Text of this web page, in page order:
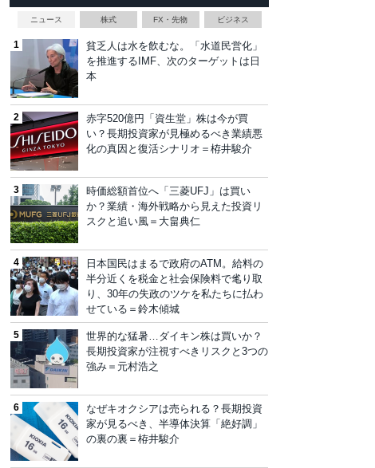
ニュース 株式 FX・先物 ビジネス
貧乏人は水を飲むな。「水道民営化」
を推進するIMF、次のターゲットは日
本
赤字520億円「資生堂」株は今が買
い？長期投資家が見極めるべき業績悪
化の真因と復活シナリオ＝栫井駿介
時価総額首位へ「三菱UFJ」は買い
か？業績・海外戦略から見えた投資リ
スクと追い風＝大畠典仁
日本国民はまるで政府のATM。給料の
半分近くを税金と社会保険料で毟り取
り、30年の失政のツケを私たちに払わ
せている＝鈴木傾城
世界的な猛暑…ダイキン株は買いか？
長期投資家が注視すべきリスクと3つの
強み＝元村浩之
なぜキオクシアは売られる？長期投資
家が見るべき、半導体決算「絶好調」
の裏の裏＝栫井駿介